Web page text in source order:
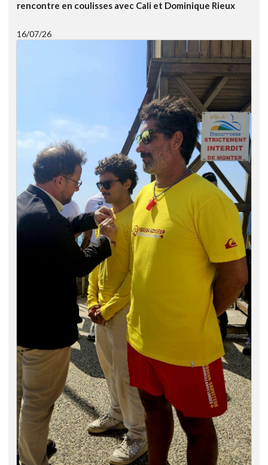
rencontre en coulisses avec Cali et Dominique Rieux
16/07/26